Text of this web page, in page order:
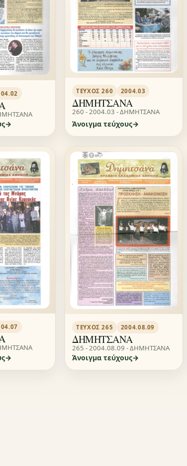
ΤΕΎΧΟΣ 260 2004.03
ΔΗΜΗΤΣΑΝΑ
260 - 2004.03 - ΔΗΜΗΤΣΑΝΑ
Άνοιγμα τεύχους
ΤΕΎΧΟΣ 265 2004.08.09
ΔΗΜΗΤΣΑΝΑ
265 - 2004.08.09 - ΔΗΜΗΤΣΑΝΑ
Άνοιγμα τεύχους